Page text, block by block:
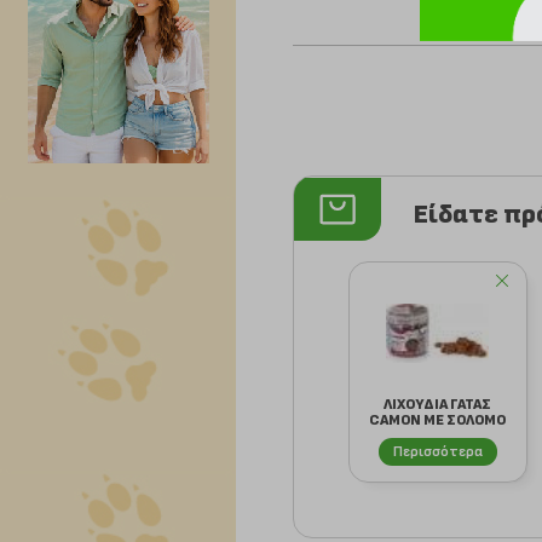
Είδατε
ΛΙΧΟΥΔΙΑ ΓΑΤΑΣ
CAMON ΜΕ ΣΟΛΟΜΟ
ΚΑΙ ΤΑΥΡΙΝΗ (6...
Περισσότερα